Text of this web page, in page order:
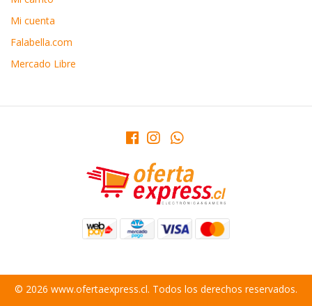
Mi cuenta
Falabella.com
Mercado Libre
© 2026 www.ofertaexpress.cl. Todos los derechos reservados.